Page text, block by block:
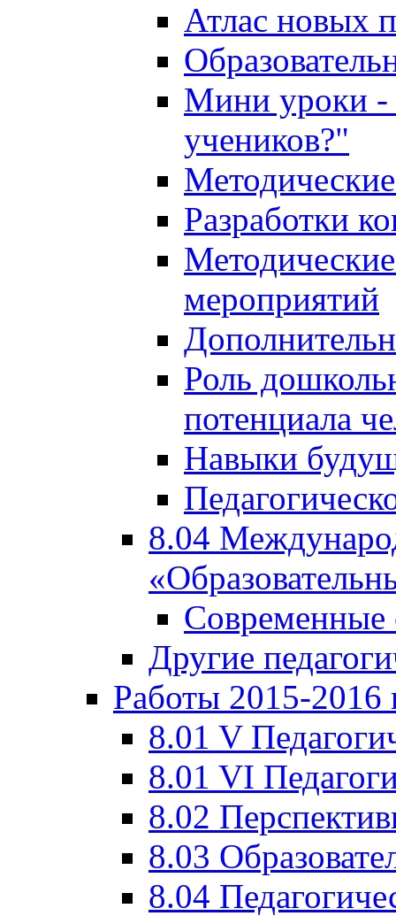
Атлас новых
Мини уроки -
учеников?"
Разработки
мероприятий
Роль
потенциала
Навыки
8.04
Современные
Другие
Работы 2015-2016
8.01 V
8.01 VI
8.02
8.03
8.04